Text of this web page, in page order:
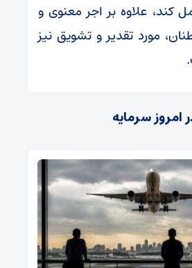
کند، علاوه بر اجر معنوی و
مورد تقدیر و تشویق نیز
امروز سرمایه